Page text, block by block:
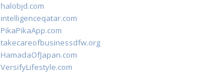
halobjd.com
intelligenceqatar.com
PikaPikaApp.com
takecareofbusinessdfw.org
HamadaOfJapan.com
VersifyLifestyle.com